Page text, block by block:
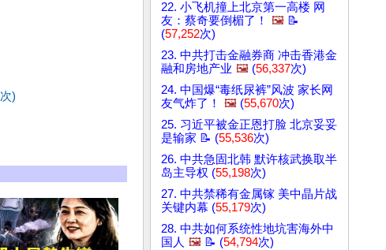
次)
22. 小飞机撞上北京第一高楼 网
友：蔡奇要倒楣了！
🖼️ 📝
(57,252次)
23. 中共打击金融券商 冲击香港金
融和房地产业 🖼️ (56,337次)
24. 中国爆“毒纸尿裤”风波 家长网
友气炸了！
🖼️ (55,670次)
25. 习近平被金正恩打脸 北京妥妥
是输家 📝 (55,536次)
26. 中共急固北韩 默许核武换取半
岛主导权 (55,198次)
27. 中共禁稀有金属镓 美中晶片战
关键内幕 (55,179次)
28. 中共如何系统性地坑害海外中
国人 🖼️ 📝 (54,794次)